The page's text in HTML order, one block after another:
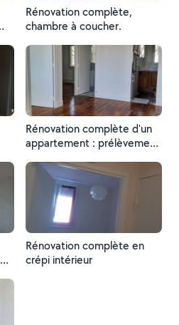
Rénovation complète,
chambre à coucher.
Rénovation complète d'un
appartement : prélèvement
réparation des murs avec
deux couches d'enduit
,peindre en couche primaire
et deux de finition
Rénovation complète en
crépi intérieur